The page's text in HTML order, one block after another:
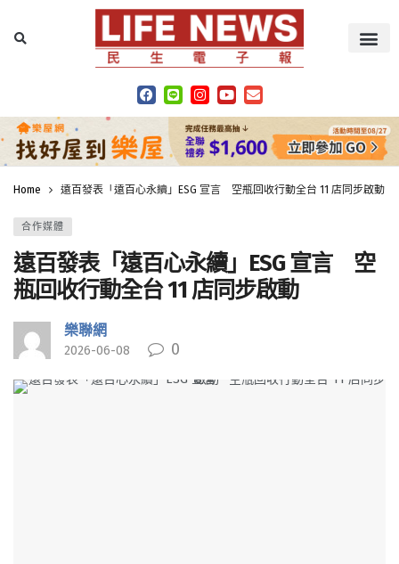
Home 遠百發表「遠百心永續」ESG 宣言 空瓶回收行動全台 11 店同步啟動
合作媒體
遠百發表「遠百心永續」ESG 宣言 空
瓶回收行動全台 11 店同步啟動
樂聯網
2026-06-08 0